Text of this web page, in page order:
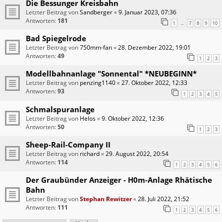
Die Bessunger Kreisbahn
Letzter Beitrag vonSandberger«9. Januar 2023, 07:36
Antworten: 181 1 … 7 8 9 10
Bad Spiegelrode
Letzter Beitrag von750mm-fan«28. Dezember 2022, 19:01
Antworten:49 1 2 3
Modellbahnanlage "Sonnental" *NEUBEGINN*
Letzter Beitrag von penzing1140«27. Oktober 2022, 12:33
Antworten:93 1 2 3 4 5
Schmalspuranlage
Letzter Beitrag von Helos«9. Oktober 2022, 12:36
Antworten:50 1 2 3
Sheep-Rail-Company II
Letzter Beitrag von richard«29. August 2022, 20:54
Antworten: 114 1 2 3 4 5 6
Der Graubünder Anzeiger - H0m-Anlage Rhätische
Bahn
Letzter Beitrag vonStephan Rewitzer«28. Juli 2022, 21:52
Antworten: 111 1 2 3 4 5 6